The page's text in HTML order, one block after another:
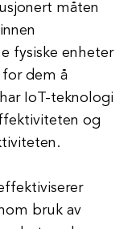
måten
fysiske enheter
dem å
IoT-teknologi
og
bruk av